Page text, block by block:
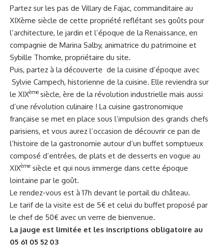
Partez sur les pas de Villary de Fajac, commanditaire au
XIXème siècle de cette propriété reflétant ses goûts pour
l’architecture, le jardin et l’époque de la Renaissance, en
compagnie de Marina Salby, animatrice du patrimoine et
Sybille Thomke, propriétaire du site.
Puis, partez à la découverte de la cuisine d’époque avec
Sylvie Campech, historienne de la cuisine. Elle reviendra sur
le XIXème siècle, ère de la révolution industrielle mais aussi
d’une révolution culinaire ! La cuisine gastronomique
française se met en place sous l’impulsion des grands chefs
parisiens, et vous aurez l’occasion de découvrir ce pan de
l’histoire de la gastronomie autour d’un buffet somptueux
composé d’entrées, de plats et de desserts en vogue au
XIXème siècle et qui nous immerge dans cette époque
lointaine par le goût.
Le rendez-vous est à 17h devant le portail du château.
Le tarif de la visite est de 5€ et celui du buffet proposé par
le chef de 50€ avec un verre de bienvenue.
La jauge est limitée et les inscriptions obligatoire au
05 61 05 52 03